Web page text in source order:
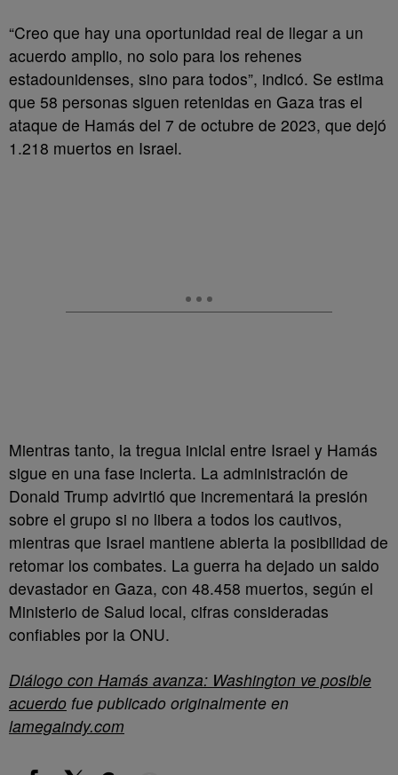
“Creo que hay una oportunidad real de llegar a un
acuerdo amplio, no solo para los rehenes
estadounidenses, sino para todos”, indicó. Se estima
que 58 personas siguen retenidas en Gaza tras el
ataque de Hamás del 7 de octubre de 2023, que dejó
1.218 muertos en Israel.
Mientras tanto, la tregua inicial entre Israel y Hamás
sigue en una fase incierta. La administración de
Donald Trump advirtió que incrementará la presión
sobre el grupo si no libera a todos los cautivos,
mientras que Israel mantiene abierta la posibilidad de
retomar los combates. La guerra ha dejado un saldo
devastador en Gaza, con 48.458 muertos, según el
Ministerio de Salud local, cifras consideradas
confiables por la ONU.
Diálogo con Hamás avanza: Washington ve posible
acuerdo fue publicado originalmente en
lamegaindy.com